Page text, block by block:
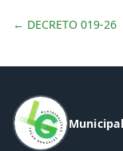
← DECRETO 019-26